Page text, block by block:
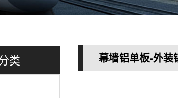
类 幕墙铝单板-外装